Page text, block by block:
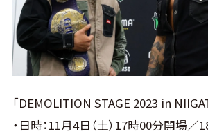
ン
グ・
ノ
「DEMOLITION STAGE 2023 in
・日時：11月4日（土）17時00分開場